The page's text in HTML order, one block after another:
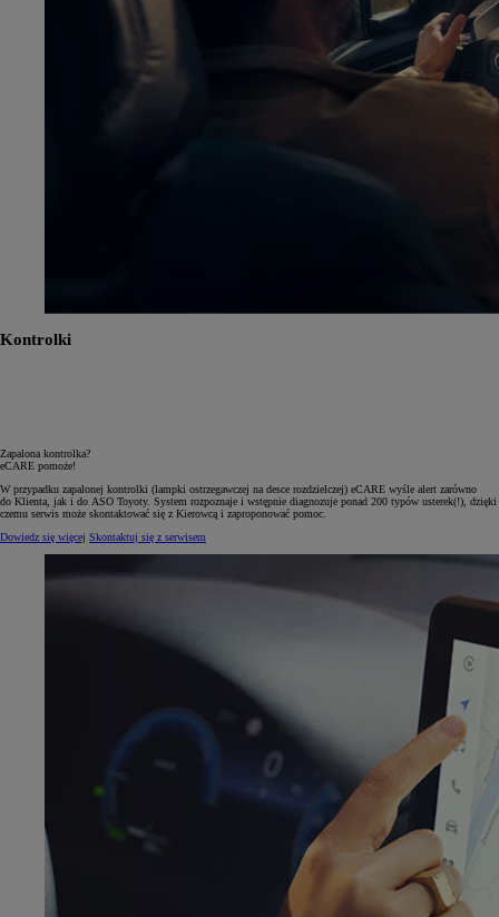
Kontrolki
Zapalona kontrolka?
eCARE pomoże!
W przypadku zapalonej kontrolki (lampki ostrzegawczej na desce rozdzielczej) eCARE wyśle alert zarówno
do Klienta, jak i do ASO Toyoty. System rozpoznaje i wstępnie diagnozuje ponad 200 typów usterek(!), dzięki
czemu serwis może skontaktować się z Kierowcą i zaproponować pomoc.
Dowiedz się więcej Skontaktuj się z serwisem